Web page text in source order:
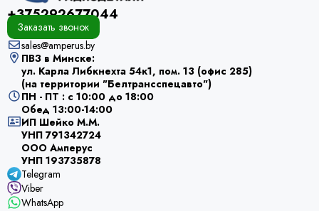
+375292677044
Заказать звонок
sales@amperus.by
ПВЗ в Минске:
ул. Карла Либкнехта 54к1, пом. 13 (офис 285)
(на территории "Белтрансспецавто")
ПН - ПТ : с 10:00 до 18:00
Обед 13:00-14:00
ИП Шейко М.М.
УНП 791342724
ООО Амперус
УНП 193735878
Telegram
Viber
WhatsApp